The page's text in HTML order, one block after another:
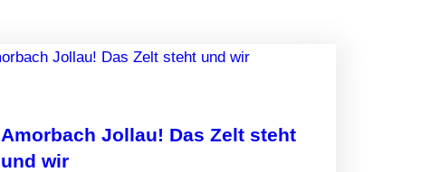
Amorbach Jollau! Das Zelt steht
und wir